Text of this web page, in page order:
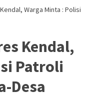
Warga Minta : Polisi
Kendal,
Patroli
Desa